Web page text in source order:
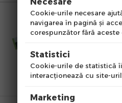
Cookie-urile necesare
navigarea în pagină şi
corespunzător fără aceste
Statistici
Cookie-urile de statistică
interacţionează cu site-
Marketing